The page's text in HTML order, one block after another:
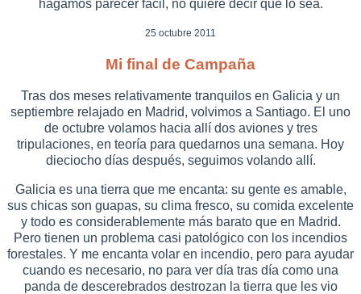
hagamos parecer fácil, no quiere decir que lo sea.
25 octubre 2011
Mi final de Campaña
Tras dos meses relativamente tranquilos en Galicia y un
septiembre relajado en Madrid, volvimos a Santiago. El uno
de octubre volamos hacia allí dos aviones y tres
tripulaciones, en teoría para quedarnos una semana. Hoy
dieciocho días después, seguimos volando allí.
Galicia es una tierra que me encanta: su gente es amable,
sus chicas son guapas, su clima fresco, su comida excelente
y todo es considerablemente más barato que en Madrid.
Pero tienen un problema casi patológico con los incendios
forestales. Y me encanta volar en incendio, pero para ayudar
cuando es necesario, no para ver día tras día como una
panda de descerebrados destrozan la tierra que les vio